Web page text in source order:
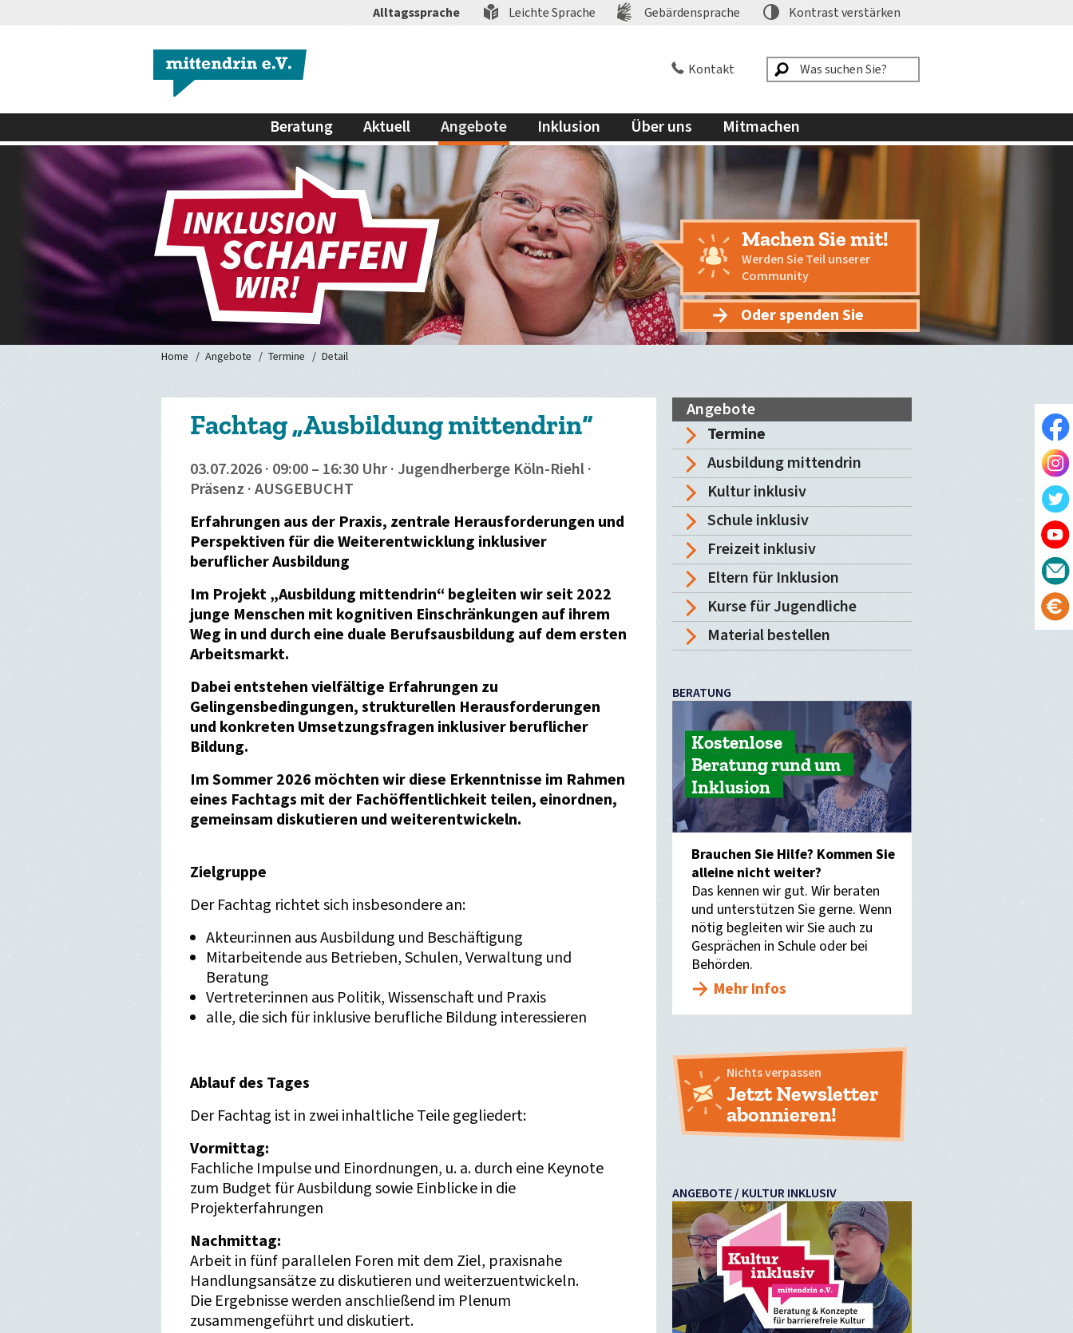
Alltagssprache Leichte Sprache Gebärdensprache Kontrastverstärken
Kontakt
Beratung Aktuell Angebote Inklusion Über uns Mitmachen
Machen Sie mit!
Werden Sie Teil unserer
Community
Oder spenden Sie
Home Angebote Termine Detail
Fachtag „Ausbildung mittendrin“
03.07.2026 · 09:00 – 16:30 Uhr · Jugendherberge Köln-Riehl ·
Präsenz · AUSGEBUCHT
Erfahrungen aus der Praxis, zentrale Herausforderungen und
Perspektiven für die Weiterentwicklung inklusiver
beruflicher Ausbildung
Im Projekt„Ausbildung mittendrin“ begleiten wir seit 2022
junge Menschen mit kognitiven Einschränkungen auf ihrem
Weg in und durch eine duale Berufsausbildung auf dem ersten
Arbeitsmarkt.
Dabei entstehen vielfältige Erfahrungen zu
Gelingensbedingungen, strukturellen Herausforderungen
und konkreten Umsetzungsfragen inklusiver beruflicher
Bildung.
ImSommer 2026 möchten wir diese Erkenntnisse im Rahmen
eines Fachtags mit der Fachöffentlichkeit teilen, einordnen,
gemeinsam diskutieren und weiterentwickeln.
Zielgruppe
Der Fachtag richtet sich insbesondere an:
Akteur:innen aus Ausbildung und Beschäftigung
Mitarbeitende aus Betrieben, Schulen, Verwaltung und
Beratung
Vertreter:innen aus Politik, Wissenschaft und Praxis
alle, die sich für inklusive berufliche Bildung interessieren
Ablauf des Tages
Der Fachtag ist in zwei inhaltliche Teile gegliedert:
Vormittag:
Fachliche Impulse und Einordnungen, u. a. durch eine Keynote
zum Budget für Ausbildung sowie Einblicke in die
Projekterfahrungen
Nachmittag:
Arbeit in fünf parallelen Foren mit dem Ziel, praxisnahe
Handlungsansätze zu diskutieren und weiterzuentwickeln.
Die Ergebnisse werden anschließend im Plenum
zusammengeführt und diskutiert.
Angebote
Termine
Ausbildung mittendrin
Kultur inklusiv
Schule inklusiv
Freizeit inklusiv
Eltern für Inklusion
Kurse für Jugendliche
Material bestellen
BERATUNG
Kostenlose
Beratung rund um
Inklusion
Brauchen Sie Hilfe? Kommen Sie
alleine nicht weiter?
Das kennen wir gut. Wir beraten
und unterstützen Sie gerne. Wenn
nötig begleiten wir Sie auch zu
Gesprächen in Schule oder bei
Behörden.
Mehr Infos
Nichts verpassen
Jetzt Newsletter
abonnieren!
ANGEBOTE / KULTUR INKLUSIV